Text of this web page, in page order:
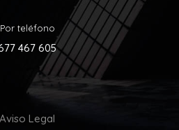
Por teléfono
467 605
Aviso Legal